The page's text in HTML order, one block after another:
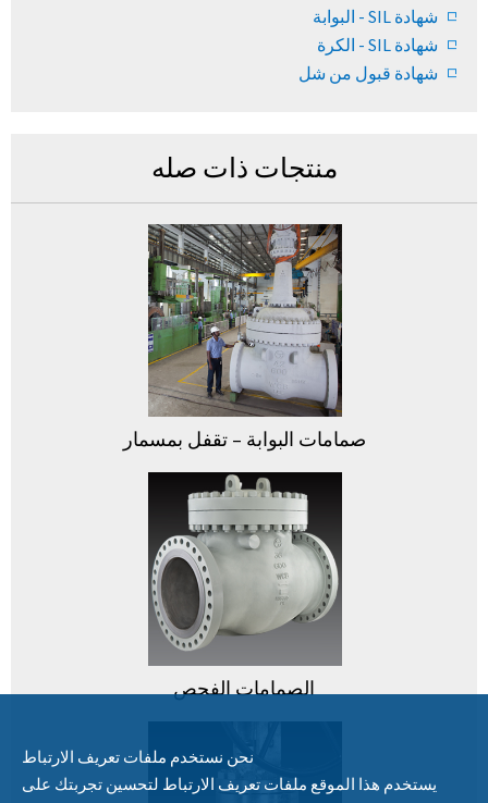
شهادة SIL - البوابة
شهادة SIL - الكرة
شهادة قبول من شل
منتجات ذات صله
صمامات البوابة – تقفل بمسمار
الصمامات الفحص
نحن نستخدم ملفات تعريف الارتباط
يستخدم هذا الموقع ملفات تعريف الارتباط لتحسين تجربتك على